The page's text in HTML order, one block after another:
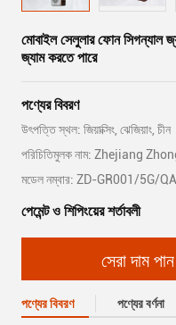
মোবাইল সেলুলার ফোন সিগন্যাল
জ্যাম করতে পারে
পণ্যের বিবরণ
উৎপত্তি স্থল: জিয়াক্সিং, ঝেজিয়াং, চীন
পরিচিতিমুলক নাম: Zhejiang
মডেল নম্বার: ZD-GR001/5G/
পেমেন্ট ও শিপিংয়ের শর্তাবলী
সেরা দাম পান
পণ্যের বিবরণ পণ্যের বর্ণনা